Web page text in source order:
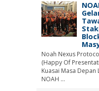
Noah Nexus
(Happy Of
Kuasai Masa Depan
NOAH ...